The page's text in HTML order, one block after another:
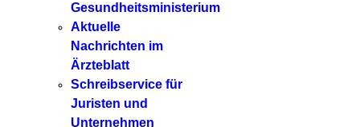
Gesundheitsministerium
Aktuelle
Nachrichten im
Ärzteblatt
Schreibservice für
Juristen und
Unternehmen